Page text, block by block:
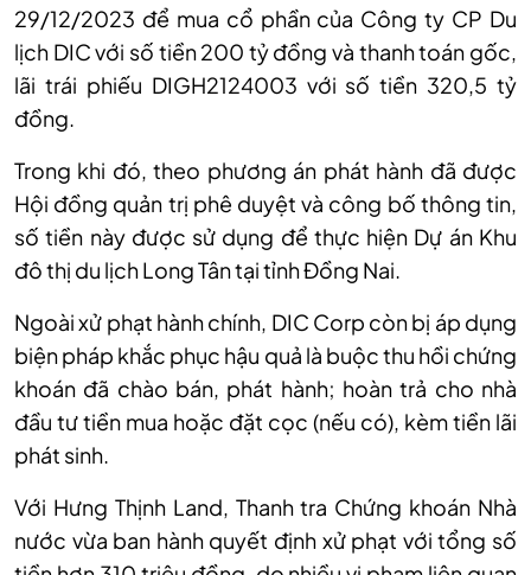
29/12/2023 để mua cổ phần của Công ty CP Du
lịch DIC với số tiền 200 tỷ đồng và thanh toán gốc,
lãi trái phiếu DIGH2124003 với số tiền 320,5 tỷ
đồng.
Trong khi đó, theo phương án phát hành đã được
Hội đồng quản trị phê duyệt và công bố thông tin,
số tiền này được sử dụng để thực hiện Dự án Khu
đô thị du lịch Long Tân tại tỉnh Đồng Nai.
Ngoài xử phạt hành chính, DIC Corp còn bị áp dụng
biện pháp khắc phục hậu quả là buộc thu hồi chứng
khoán đã chào bán, phát hành; hoàn trả cho nhà
đầu tư tiền mua hoặc đặt cọc (nếu có), kèm tiền lãi
phát sinh.
Với Hưng Thịnh Land, Thanh tra Chứng khoán Nhà
nước vừa ban hành quyết định xử phạt với tổng số